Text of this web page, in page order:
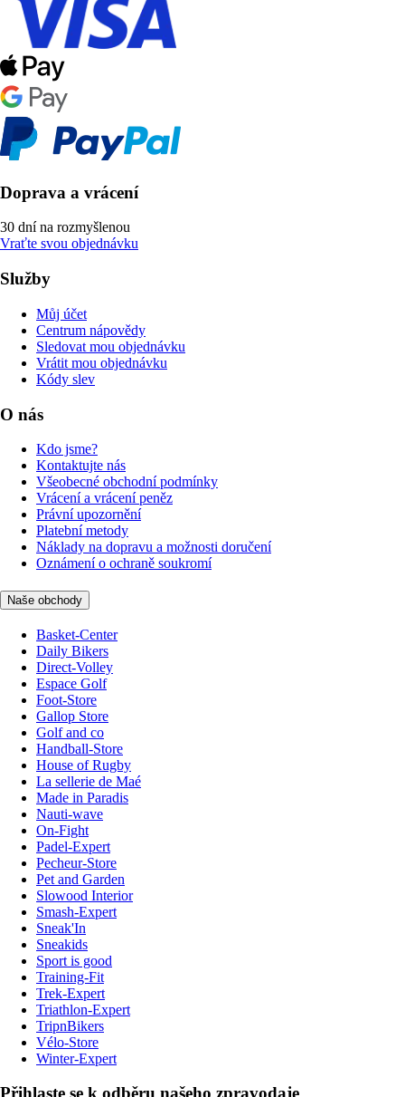
Doprava a vrácení
30 dní na rozmyšlenou
Vraťte svou objednávku
Služby
Můj účet
Centrum nápovědy
Sledovat mou objednávku
Vrátit mou objednávku
Kódy slev
O nás
Kdo jsme?
Kontaktujte nás
Všeobecné obchodní podmínky
Vrácení a vrácení peněz
Právní upozornění
Platební metody
Náklady na dopravu a možnosti doručení
Oznámení o ochraně soukromí
Naše obchody
Basket-Center
Daily Bikers
Direct-Volley
Espace Golf
Foot-Store
Gallop Store
Golf and co
Handball-Store
House of Rugby
La sellerie de Maé
Made in Paradis
Nauti-wave
On-Fight
Padel-Expert
Pecheur-Store
Pet and Garden
Slowood Interior
Smash-Expert
Sneak'In
Sneakids
Sport is good
Training-Fit
Trek-Expert
Triathlon-Expert
TripnBikers
Vélo-Store
Winter-Expert